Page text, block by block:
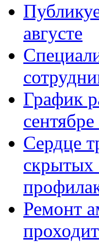
августе
График
Сердце
скрытых
Ремонт